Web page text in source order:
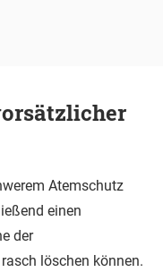
Atemschutz
einen
der
löschen können.